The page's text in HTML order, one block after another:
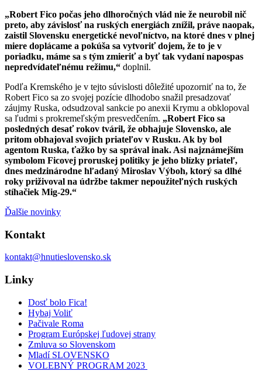
„Robert Fico počas jeho dlhoročných vlád nie že neurobil nič
preto, aby závislosť na ruských energiách znížil, práve naopak,
zaistil Slovensku energetické nevoľníctvo, na ktoré dnes v plnej
miere doplácame a pokúša sa vytvoriť dojem, že to je v
poriadku, máme sa s tým zmieriť a byť tak vydaní napospas
nepredvídateľnému režimu,“ doplnil.
Podľa Kremského je v tejto súvislosti dôležité upozorniť na to, že
Robert Fico sa zo svojej pozície dlhodobo snažil presadzovať
záujmy Ruska, odsudzoval sankcie po anexii Krymu a obklopoval
sa ľudmi s prokremeľským presvedčením. „Robert Fico sa
posledných desať rokov tváril, že obhajuje Slovensko, ale
pritom obhajoval svojich priateľov v Rusku. Ak by bol
agentom Ruska, ťažko by sa správal inak. Asi najznámejším
symbolom Ficovej proruskej politiky je jeho blízky priateľ,
dnes medzinárodne hľadaný Miroslav Výboh, ktorý sa dlhé
roky priživoval na údržbe takmer nepoužiteľných ruských
stíhačiek Mig-29.“
Ďalšie novinky
Kontakt
kontakt@hnutieslovensko.sk
Linky
Dosť bolo Fica!
Hybaj Voliť
Pačivale Roma
Program Európskej ľudovej strany
Zmluva so Slovenskom
Mladí SLOVENSKO
VOLEBNÝ PROGRAM 2023